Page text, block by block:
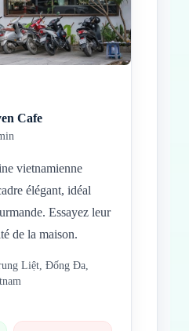
Cafe
vietnamienne
élégant, idéal
Essayez leur
de la maison.
Liệt, Đống Đa,